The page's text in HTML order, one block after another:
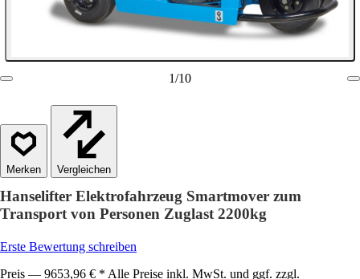
1/10
Vergleichen
Hanselifter Elektrofahrzeug Smartmover zum
Transport von Personen Zuglast 2200kg
Erste Bewertung schreiben
Preis — 9653,96 € * Alle Preise inkl. MwSt. und ggf. zzgl.